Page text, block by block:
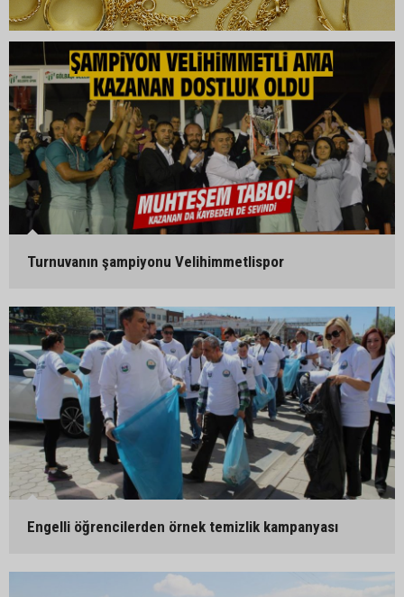
Turnuvanın şampiyonu Velihimmetlispor
Engelli öğrencilerden örnek temizlik kampanyası